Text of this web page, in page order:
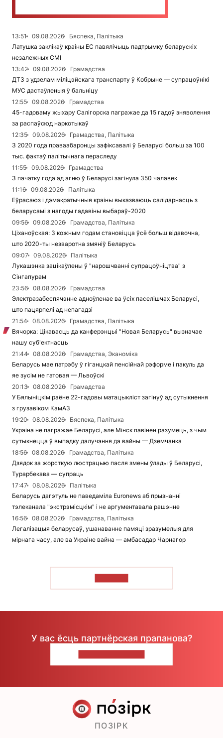
13:51 09.08.2026
Бяспека, Палітыка
Латушка заклікаў краіны ЕС павялічыць падтрымку беларускіх
незалежных СМІ
13:42
09.08.2026
Грамадства
ДТЗ з удзелам міліцэйскага транспарту ў Кобрыне — супрацоўнікі
МУС дастаўленыя ў бальніцу
12:55
09.08.2026
Грамадства
45-гадоваму жыхару Салігорска пагражае да 15 гадоў зняволення
за распаўсюд наркотыкаў
12:35
09.08.2026
Грамадства, Палітыка
З 2020 года праваабаронцы зафіксавалі ў Беларусі больш за 100
тыс. фактаў палітычнага пераследу
11:55
09.08.2026
Грамадства
З пачатку года ад агню ў Беларусі загінула 350 чалавек
11:16
09.08.2026
Палітыка
Еўрасаюз і дэмакратычныя краіны выказваюць салідарнасць з
беларусамі з нагоды гадавіны выбараў-2020
09:56
09.08.2026
Грамадства, Палітыка
Ціханоўская: З кожным годам становіцца ўсё больш відавочна,
што 2020-ты незваротна змяніў Беларусь
09:07
09.08.2026
Палітыка
Лукашэнка зацікаўлены ў "нарошчванні супрацоўніцтва" з
Сінгапурам
23:56
08.08.2026
Грамадства
Электразабеспячэнне адноўленае ва ўсіх паселішчах Беларусі,
што пацярпелі ад непагадзі
21:54
08.08.2026
Грамадства, Палітыка
Вячорка: Цікавасць да канферэнцыі "Новая Беларусь" вызначае
нашу суб'ектнасць
21:44
08.08.2026
Грамадства, Эканоміка
Беларусь мае патрэбу ў гіганцкай пенсійнай рэформе і пакуль да
яе зусім не гатовая — Львоўскі
20:13
08.08.2026
Грамадства
У Бялыніцкім раёне 22-гадовы матацыкліст загінуў ад сутыкнення
з грузавіком КамАЗ
19:20
08.08.2026
Бяспека, Палітыка
Украіна не пагражае Беларусі, але Мінск павінен разумець, з чым
сутыкнецца ў выпадку далучэння да вайны — Дземчанка
18:56
08.08.2026
Грамадства, Палітыка
Дзядок за жорсткую люстрацыю пасля змены ўлады ў Беларусі,
Турарбекава — супраць
17:47
08.08.2026
Палітыка
Беларусь дагэтуль не паведаміла Euronews аб прызнанні
тэлеканала "экстрэмісцкім" і не аргументавала рашэнне
16:56
08.08.2026
Грамадства, Палітыка
Легалізацыя беларусаў, ушанаванне памяці зразумелыя для
мірнага часу, але ва Украіне вайна — амбасадар Чарнагор
У вас ёсць партнёрская прапанова?
ПОЗІРК